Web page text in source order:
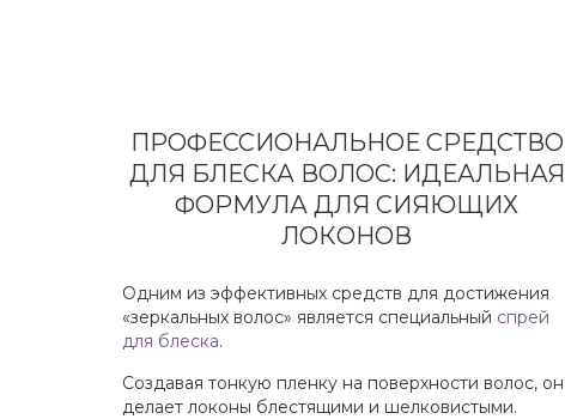
ПРОФЕССИОНАЛЬНОЕ СРЕДСТВО
ДЛЯ БЛЕСКА ВОЛОС: ИДЕАЛЬНАЯ
ФОРМУЛА ДЛЯ СИЯЮЩИХ
ЛОКОНОВ
Одним из эффективных средств для достижения
«зеркальных волос» является специальный спрей
для блеска.
Создавая тонкую пленку на поверхности волос, он
делает локоны блестящими и шелковистыми.